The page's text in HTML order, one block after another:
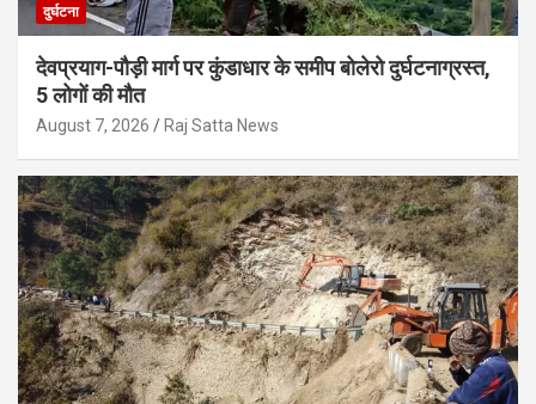
दुर्घटना
देवप्रयाग-पौड़ी मार्ग पर कुंडाधार के समीप बोलेरो दुर्घटनाग्रस्त,
5 लोगों की मौत
August 7, 2026 Raj Satta News